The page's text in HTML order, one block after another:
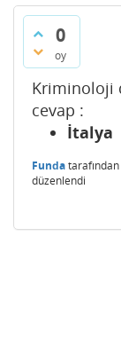
0
oy
Kriminoloji
cevap :
İtalya
Fundatarafından
düzenlendi